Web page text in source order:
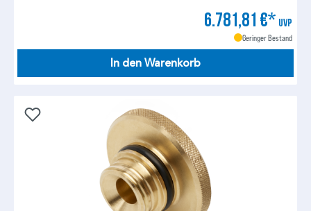
6.781,81 €* UVP
Geringer Bestand
In den Warenkorb